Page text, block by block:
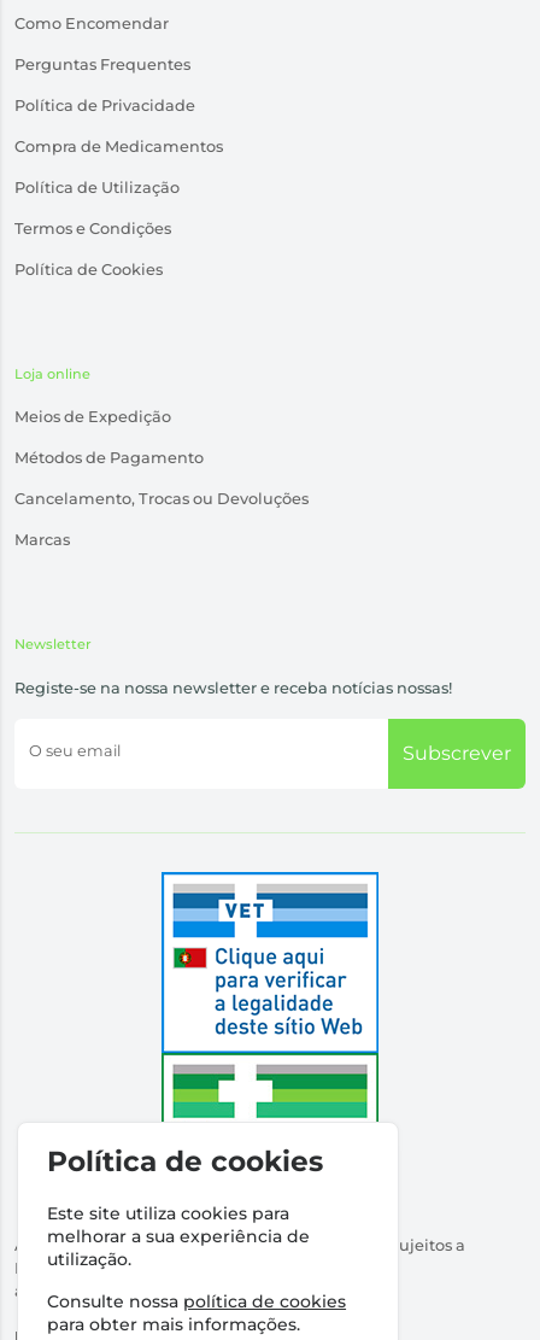
Como Encomendar
Perguntas Frequentes
Política de Privacidade
Compra de Medicamentos
Política de Utilização
Termos e Condições
Política de Cookies
Loja online
Meios de Expedição
Métodos de Pagamento
Cancelamento, Trocas ou Devoluções
Marcas
Newsletter
Registe-se na nossa newsletter e receba notícias nossas!
O seu email Subscrever
Autorizado a Disponibilizar Medicamentos Não Sujeitos a
Receita Médica
através da Internet pelo Infarmed. I.P.
Direção Técnica:Dr Ricardo Santos
Política de cookies
Este site utiliza cookies para
melhorar a sua experiência de
utilização.
Consulte nossa política de cookies
para obter mais informações.